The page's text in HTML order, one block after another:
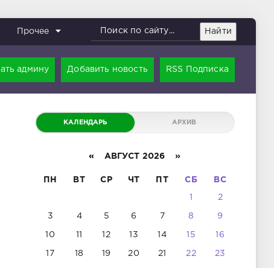
Прочее Найти
админу Добавить новость RSS Подписка
КАЛЕНДАРЬ АРХИВ
«АВГУСТ 2026 »
ПН ВТ СР ЧТ ПТ СБ ВС
1 2
3 4 5 6 7 8 9
10 11 12 13 14 15 16
17 18 19 20 21 22 23